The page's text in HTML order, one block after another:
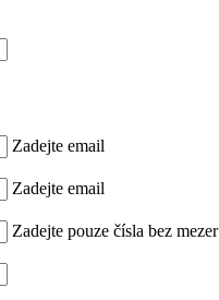
Zadejte email
Zadejte email
Zadejte pouze čísla bez mezer